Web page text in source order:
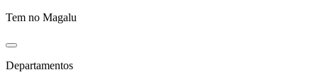
Tem no Magalu
Departamentos